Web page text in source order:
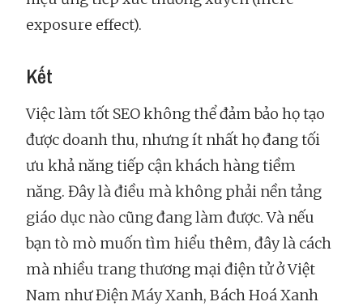
exposure effect).
Kết
Việc làm tốt SEO không thể đảm bảo họ tạo
được doanh thu, nhưng ít nhất họ đang tối
ưu khả năng tiếp cận khách hàng tiềm
năng. Đây là điều mà không phải nền tảng
giáo dục nào cũng đang làm được. Và nếu
bạn tò mò muốn tìm hiểu thêm, đây là cách
mà nhiều trang thương mại điện tử ở Việt
Nam như Điện Máy Xanh, Bách Hoá Xanh